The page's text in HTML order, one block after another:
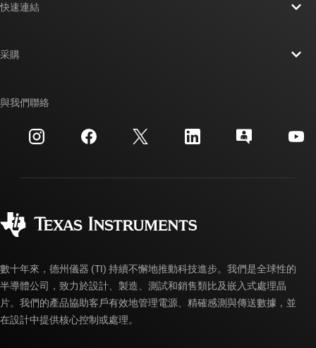
投資人關系
製造
快速連結
交互參考搜索
客戶支援中心
myTI 帳戶常見問題解答
采購
訂購 FAQ
與我們聯絡
數十年來，德州儀器 (TI) 持續不懈地推動科技進步。我們是全球性的
半導體公司，致力於設計、製造、測試和銷售類比及嵌入式處理晶
片。我們的產品協助客戶有效地管理電源、精確感測與傳送數據，並
在設計中提供核心控制或處理。